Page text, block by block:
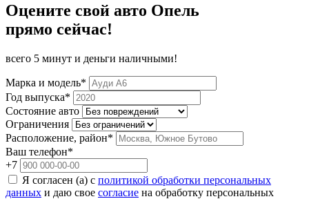
Оцените свой авто Опель
прямо сейчас!
всего 5 минут и деньги наличными!
Марка и модель*
Год выпуска*
Состояние авто
Ограничения
Расположение, район*
Ваш телефон*
+7
Я согласен (а) с политикой обработки персональных
данных и даю свое согласие на обработку персональных